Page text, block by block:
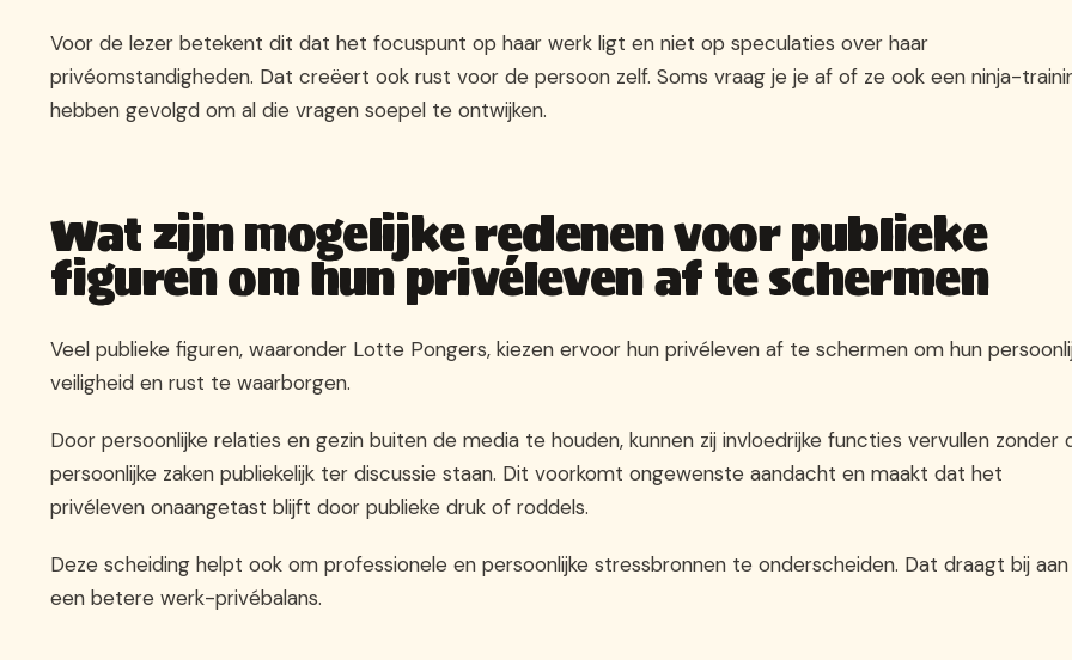
Voor de lezer betekent dit dat het focuspunt op haar werk ligt en niet op speculaties over haar
privéomstandigheden. Dat creëert ook rust voor de persoon zelf. Soms vraag je je af of ze ook een ninja-
hebben gevolgd om al die vragen soepel te ontwijken.
Wat zijn mogelijke redenen voor publieke
figuren om hun privéleven af te schermen
Veel publieke figuren, waaronder Lotte Pongers, kiezen ervoor hun privéleven af te schermen om hun
veiligheid en rust te waarborgen.
Door persoonlijke relaties en gezin buiten de media te houden, kunnen zij invloedrijke functies vervullen zonder
persoonlijke zaken publiekelijk ter discussie staan. Dit voorkomt ongewenste aandacht en maakt dat het
privéleven onaangetast blijft door publieke druk of roddels.
Deze scheiding helpt ook om professionele en persoonlijke stressbronnen te onderscheiden. Dat draagt bij aan
een betere werk-privébalans.